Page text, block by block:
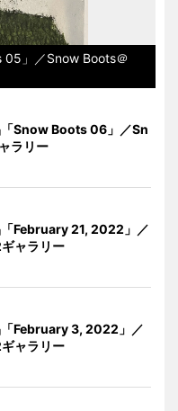
05」／Snow Boots＠
Snow Boots 06」／Sn
ラリー
February 21, 2022」／
ャラリー
February 3, 2022」／
ャラリー